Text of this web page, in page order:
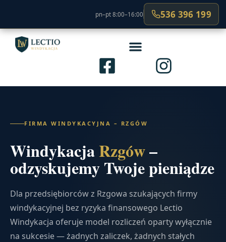
pn–pt 8:00–16:00 536 396 199
FIRMA WINDYKACYJNA – RZGÓW
WindykacjaRzgów–
odzyskujemy Twoje pieniądze
Dla przedsiębiorców z Rzgowa szukających firmy
windykacyjnej bez ryzyka finansowego Lectio
Windykacja oferuje model rozliczeń oparty wyłącznie
na sukcesie — żadnych zaliczek, żadnych stałych